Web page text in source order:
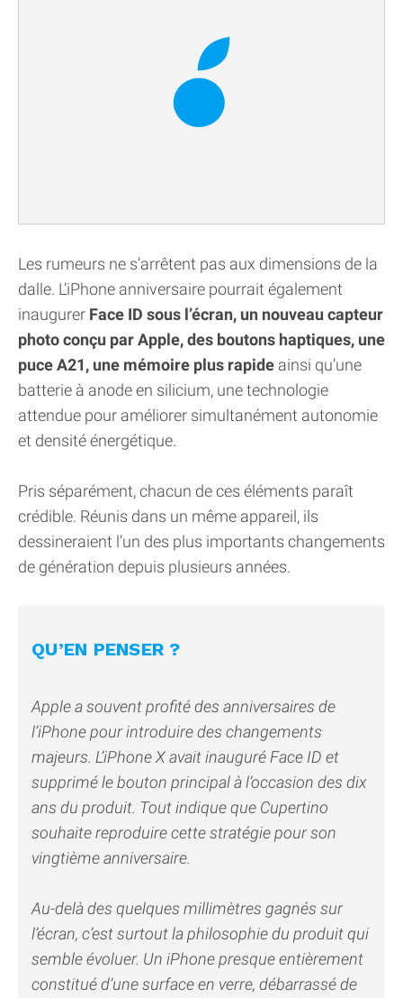
Les rumeurs ne s’arrêtent pas aux dimensions de la
dalle. L’iPhone anniversaire pourrait également
inaugurer Face ID sous l’écran, un nouveau capteur
photo conçu par Apple, des boutons haptiques, une
puce A21, une mémoire plus rapide ainsi qu’une
batterie à anode en silicium, une technologie
attendue pour améliorer simultanément autonomie
et densité énergétique.
Pris séparément, chacun de ces éléments paraît
crédible. Réunis dans un même appareil, ils
dessineraient l’un des plus importants changements
de génération depuis plusieurs années.
QU’EN PENSER ?
Apple a souvent profité des anniversaires de
l’iPhone pour introduire des changements
majeurs. L’iPhone X avait inauguré Face ID et
supprimé le bouton principal à l’occasion des dix
ans du produit. Tout indique que Cupertino
souhaite reproduire cette stratégie pour son
vingtième anniversaire.
Au-delà des quelques millimètres gagnés sur
l’écran, c’est surtout la philosophie du produit qui
semble évoluer. Un iPhone presque entièrement
constitué d’une surface en verre, débarrassé de